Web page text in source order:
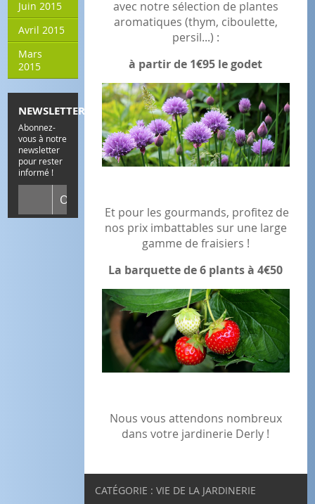
Juin 2015
Avril 2015
Mars
2015
NEWSLETTER
Abonnez-
vous à notre
newsletter
pour rester
informé !
avec notre sélection de plantes
aromatiques (thym, ciboulette,
persil...) :
à partir de 1€95 le godet
Et pour les gourmands, profitez de
nos prix imbattables sur une large
gamme de fraisiers !
La barquette de 6 plants à 4€50
Nous vous attendons nombreux
dans votre jardinerie Derly !
CATÉGORIE : VIE DE LA JARDINERIE